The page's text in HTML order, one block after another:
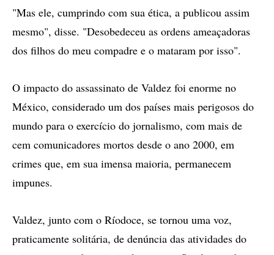
"Mas ele, cumprindo com sua ética, a publicou assim
mesmo", disse. "Desobedeceu as ordens ameaçadoras
dos filhos do meu compadre e o mataram por isso".
O impacto do assassinato de Valdez foi enorme no
México, considerado um dos países mais perigosos do
mundo para o exercício do jornalismo, com mais de
cem comunicadores mortos desde o ano 2000, em
crimes que, em sua imensa maioria, permanecem
impunes.
Valdez, junto com o Ríodoce, se tornou uma voz,
praticamente solitária, de denúncia das atividades do